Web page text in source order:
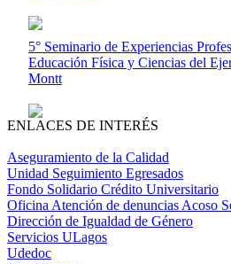
5° Seminario de Experiencias
Educación Física y Ciencias del
Montt
ENLACES DE INTERÉS
Aseguramiento de la Calidad
Unidad Seguimiento Egresados
Fondo Solidario Crédito Universitario
Oficina Atención de denuncias Acoso
Dirección de Igualdad de Género
Servicios ULagos
Udedoc